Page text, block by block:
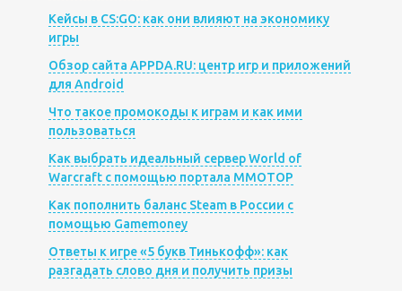
Кейсы в CS:GO: как они влияют на экономику
игры
Обзор сайта APPDA.RU: центр игр и приложений
для Android
Что такое промокоды к играм и как ими
пользоваться
Как выбрать идеальный сервер World of
Warcraft с помощью портала MMOTOP
Как пополнить баланс Steam в России с
помощью Gamemoney
Ответы к игре «5 букв Тинькофф»: как
разгадать слово дня и получить призы